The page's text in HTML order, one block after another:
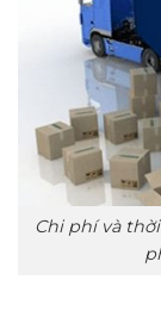
Chi phí và